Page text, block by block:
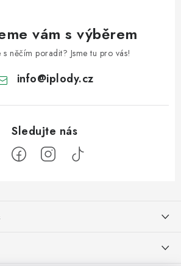
vám s výběrem
s něčím poradit? Jsme tu pro vás!
info@iplody.cz